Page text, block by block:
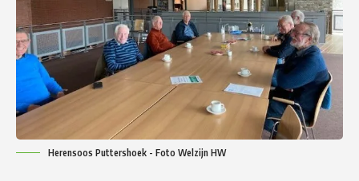
Herensoos Puttershoek - Foto Welzijn HW